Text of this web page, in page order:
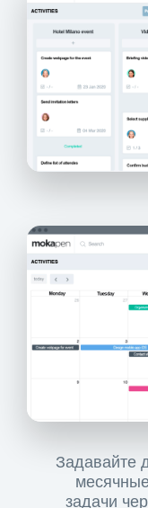
Задавайте
задачи